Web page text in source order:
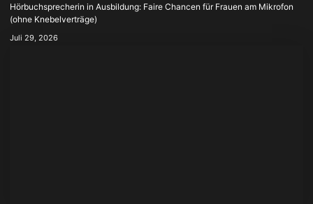
Hörbuchsprecherin in Ausbildung: Faire Chancen für Frauen am Mikrofon
(ohne Knebelverträge)
Juli 29, 2026